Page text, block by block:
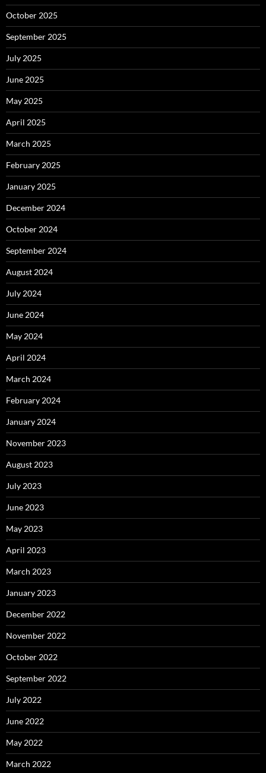
October 2025
September 2025
July 2025
June 2025
May 2025
April 2025
March 2025
February 2025
January 2025
December 2024
October 2024
September 2024
August 2024
July 2024
June 2024
May 2024
April 2024
March 2024
February 2024
January 2024
November 2023
August 2023
July 2023
June 2023
May 2023
April 2023
March 2023
January 2023
December 2022
November 2022
October 2022
September 2022
July 2022
June 2022
May 2022
March 2022